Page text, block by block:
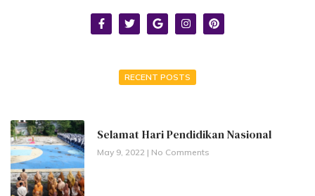
RECENT POSTS
Selamat Hari Pendidikan Nasional
May 9, 2022 No Comments